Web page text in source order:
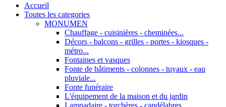
Accueil
Toutes les categories
MONUMEN
Chauffage - cuisinières - cheminées...
Décors - balcons - grilles - portes - kiosques -
métro...
Fontaines et vasques
Fonte de bâtiments - colonnes - tuyaux - eau
pluviale...
Fonte funéraire
L'équipement de la maison et du jardin
Lampadaire - torchères - candélabres